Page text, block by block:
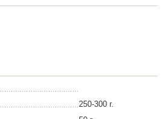
250-300 г.